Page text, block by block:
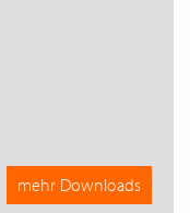
mehr Downloads